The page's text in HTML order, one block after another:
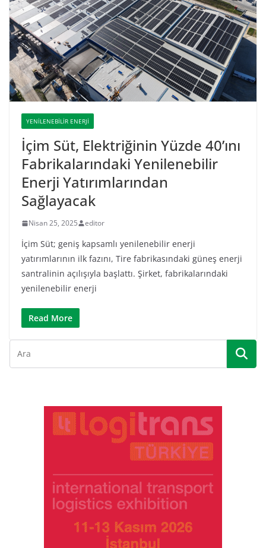
YENILENEBILIR ENERJI
İçim Süt, Elektriğinin Yüzde 40’ını
Fabrikalarındaki Yenilenebilir
Enerji Yatırımlarından
Sağlayacak
Nisan 25, 2025 editor
İçim Süt; geniş kapsamlı yenilenebilir enerji
yatırımlarının ilk fazını, Tire fabrikasındaki güneş enerji
santralinin açılışıyla başlattı. Şirket, fabrikalarındaki
yenilenebilir enerji
Read More